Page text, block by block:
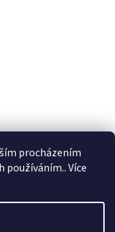
procházením
Více